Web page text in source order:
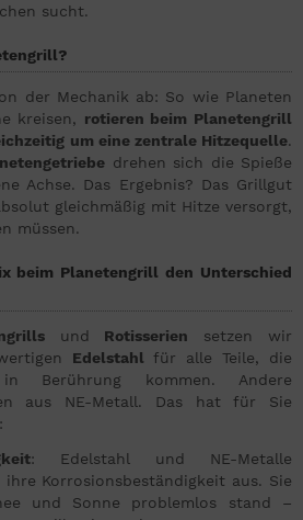
sucht.
der Mechanik ab: So wie Planeten
kreisen, rotieren beim Planetengrill
um eine zentrale Hitzequelle.
drehen sich die Spieße
Achse. Das Ergebnis? Das Grillgut
gleichmäßig mit Hitze versorgt,
müssen.
beim Planetengrill den Unterschied
und Rotisserien setzen wir
Edelstahl für alle Teile, die
Berührung kommen. Andere
aus NE-Metall. Das hat für Sie
: Edelstahl und NE-Metalle
Korrosionsbeständigkeit aus. Sie
und Sonne problemlos stand –